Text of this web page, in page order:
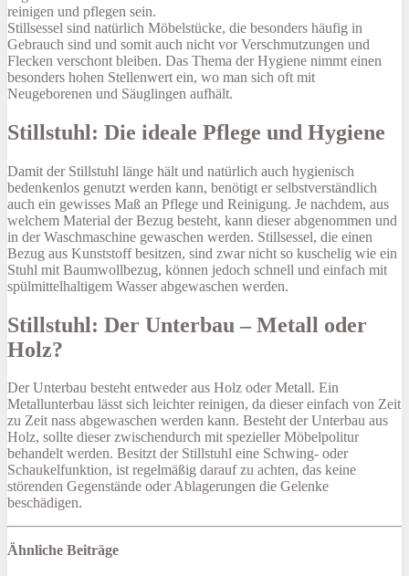
reinigen und pflegen sein.
Stillsessel sind natürlich Möbelstücke, die besonders häufig in
Gebrauch sind und somit auch nicht vor Verschmutzungen und
Flecken verschont bleiben. Das Thema der Hygiene nimmt einen
besonders hohen Stellenwert ein, wo man sich oft mit
Neugeborenen und Säuglingen aufhält.
Stillstuhl: Die ideale Pflege und Hygiene
Damit der Stillstuhl länge hält und natürlich auch hygienisch
bedenkenlos genutzt werden kann, benötigt er selbstverständlich
auch ein gewisses Maß an Pflege und Reinigung. Je nachdem, aus
welchem Material der Bezug besteht, kann dieser abgenommen und
in der Waschmaschine gewaschen werden. Stillsessel, die einen
Bezug aus Kunststoff besitzen, sind zwar nicht so kuschelig wie ein
Stuhl mit Baumwollbezug, können jedoch schnell und einfach mit
spülmittelhaltigem Wasser abgewaschen werden.
Stillstuhl: Der Unterbau – Metall oder
Holz?
Der Unterbau besteht entweder aus Holz oder Metall. Ein
Metallunterbau lässt sich leichter reinigen, da dieser einfach von Zeit
zu Zeit nass abgewaschen werden kann. Besteht der Unterbau aus
Holz, sollte dieser zwischendurch mit spezieller Möbelpolitur
behandelt werden. Besitzt der Stillstuhl eine Schwing- oder
Schaukelfunktion, ist regelmäßig darauf zu achten, das keine
störenden Gegenstände oder Ablagerungen die Gelenke
beschädigen.
Ähnliche Beiträge